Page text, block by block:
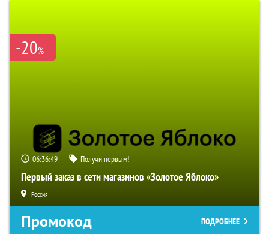
-20%
06:36:48 Получи первым!
Первый заказ в сети магазинов «Золотое Яблоко»
Россия
Промокод ПОДРОБНЕЕ